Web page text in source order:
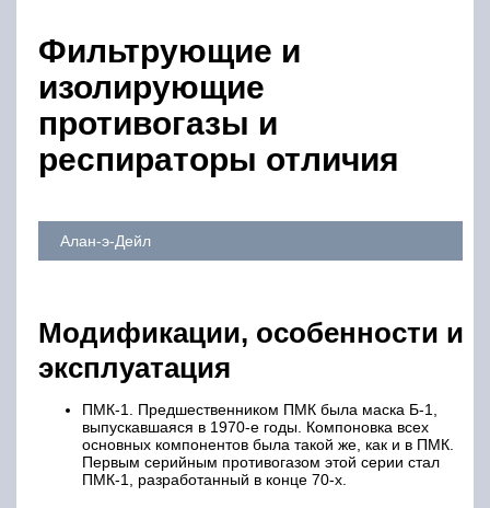
Фильтрующие и
изолирующие
противогазы и
респираторы отличия
Алан-э-Дейл
Модификации, особенности и
эксплуатация
ПМК-1. Предшественником ПМК была маска Б-1,
выпускавшаяся в 1970-е годы. Компоновка всех
основных компонентов была такой же, как и в ПМК.
Первым серийным противогазом этой серии стал
ПМК-1, разработанный в конце 70-х.